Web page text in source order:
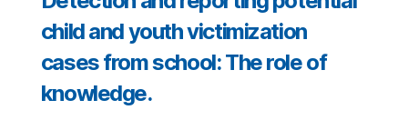
child and youth victimization
cases from school: The role of
knowledge.